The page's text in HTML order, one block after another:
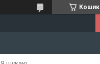
Кошик